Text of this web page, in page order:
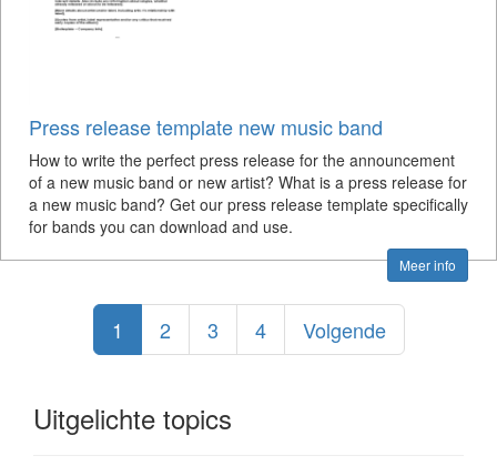
Press release template new music band
How to write the perfect press release for the announcement
of a new music band or new artist? What is a press release for
a new music band? Get our press release template specifically
for bands you can download and use.
Meer info
1 2 3 4 Volgende
Uitgelichte topics